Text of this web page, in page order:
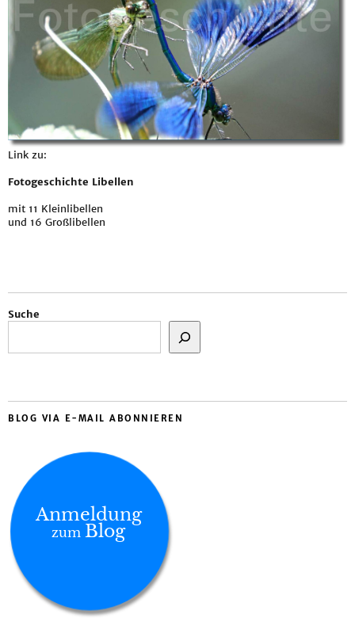
Link zu:
Fotogeschichte Libellen
mit 11 Kleinlibellen
und 16 Großlibellen
Suche
BLOG VIA E-MAIL ABONNIEREN
Anmeldung
zum Blog